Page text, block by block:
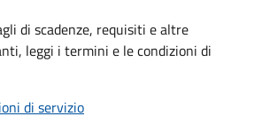
di scadenze, requisiti e altre
leggi i termini e le condizioni di
di servizio